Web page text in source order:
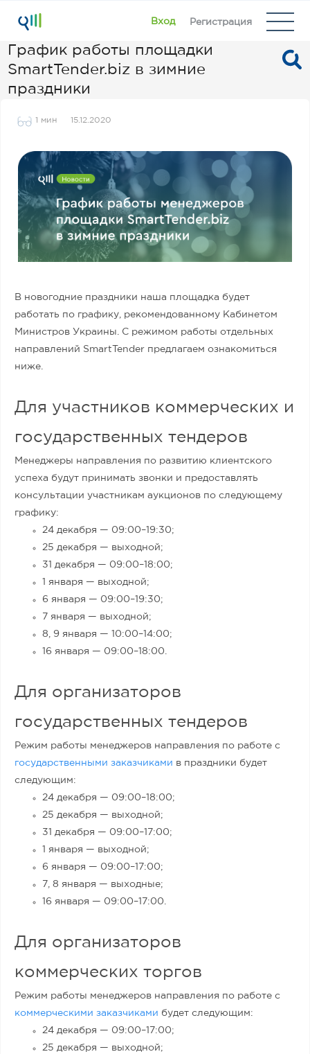
Вход Регистрация
График работы площадки
SmartTender.biz в зимние
праздники
1 мин 15.12.2020
В новогодние праздники наша площадка будет
работать по графику, рекомендованному Кабинетом
Министров Украины. С режимом работы отдельных
направлений SmartTender предлагаем ознакомиться
ниже.
Для участников коммерческих и
государственных тендеров
Менеджеры направления по развитию клиентского
успеха будут принимать звонки и предоставлять
консультации участникам аукционов по следующему
графику:
24 декабря — 09:00–1 9:30;
25 декабря — выходной;
31 декабря — 09:00– 18:00;
1 января — выходной;
6 января — 09:00– 19:30;
7 января — выходной;
8, 9 января — 10:00– 14:00;
16 января — 09:00– 18:00.
Для организаторов
государственных тендеров
Режим работы менеджеров направления по работе с
государственными заказчиками в праздники будет
следующим:
24 декабря — 09:00–18:00;
25 декабря — выходной;
31 декабря — 09:00–17:00;
1 января — выходной;
6 января — 09:00–17:00;
7, 8 января — выходные;
16 января — 09:00– 17:00.
Для организаторов
коммерческих торгов
Режим работы менеджеров направления по работе с
коммерческими заказчиками будет следующим:
24 декабря — 09:00–17:00;
25 декабря — выходной;